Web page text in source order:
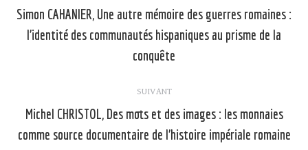
article
Article
précédent
Simon CAHANIER, Une autre mémoire des guerres romaines :
l’identité des communautés hispaniques au prisme de la
conquête
SUIVANT
Article
suivant
Michel CHRISTOL, Des mots et des images : les monnaies
comme source documentaire de l’histoire impériale romaine